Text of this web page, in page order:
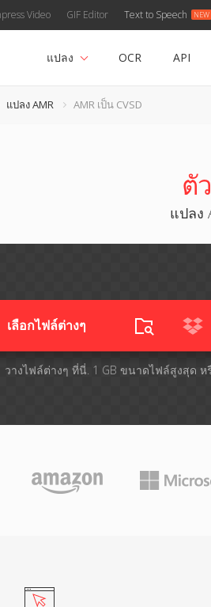
Video GIF Editor Text to Speech
แปลง OCR API
แปลง AMR AMR เป็น CVSD
ตั
แปลง
เลือกไฟล์ต่างๆ​
วางไฟล์ต่างๆ​ ที่นี่. 1 GB ขนาดไฟล์สูงสุด ห